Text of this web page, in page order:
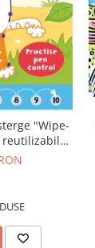
"Wipe-